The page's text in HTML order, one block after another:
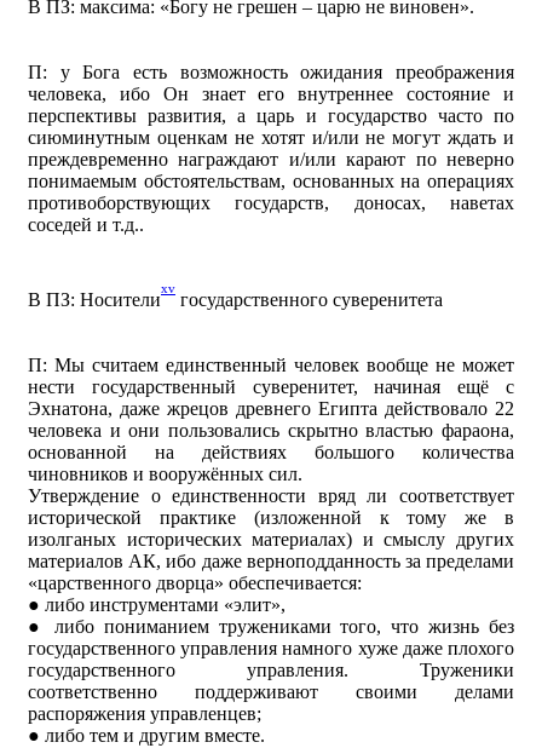
В ПЗ: максима: «Богу не грешен – царю не виновен».
П: у Бога есть возможность ожидания преображения
человека, ибо Он знает его внутреннее состояние и
перспективы развития, а царь и государство часто по
сиюминутным оценкам не хотят и/или не могут ждать и
преждевременно награждают и/или карают по неверно
понимаемым обстоятельствам, основанных на операциях
противоборствующих государств, доносах, наветах
соседей и т.д..
В ПЗ: Носители
xv
государственного суверенитета
П: Мы считаем единственный человек вообще не может
нести государственный суверенитет, начиная ещё с
Эхнатона, даже жрецов древнего Египта действовало 22
человека и они пользовались скрытно властью фараона,
основанной на действиях большого количества
чиновников и вооружённых сил.
Утверждение о единственности вряд ли соответствует
исторической практике (изложенной к тому же в
изолганых исторических материалах) и смыслу других
материалов АК, ибо даже верноподданность за пределами
«царственного дворца» обеспечивается:
● либо инструментами «элит»,
● либо пониманием тружениками того, что жизнь без
государственного управления намного хуже даже плохого
государственного управления. Труженики
соответственно поддерживают своими делами
распоряжения управленцев;
● либо тем и другим вместе.